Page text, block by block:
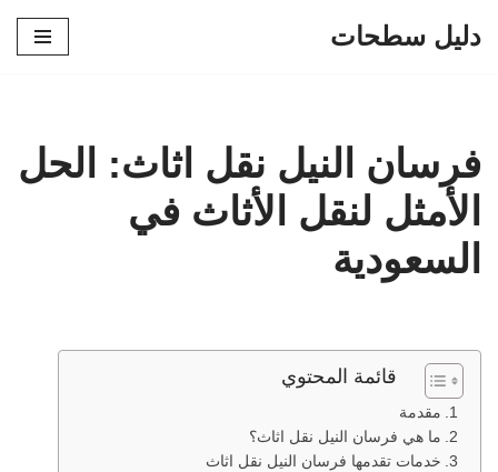
دليل سطحات
فرسان النيل نقل اثاث: الحل
الأمثل لنقل الأثاث في
السعودية
قائمة المحتوي
مقدمة
ما هي فرسان النيل نقل اثاث؟
خدمات تقدمها فرسان النيل نقل اثاث